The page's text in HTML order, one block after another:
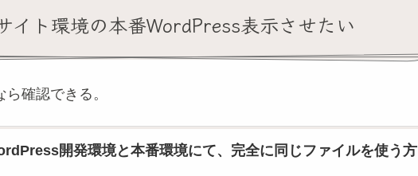
イト環境の本番WordPress表示させたい
確認できる。
開発環境と本番環境にて、完全に同じファイルを使う方